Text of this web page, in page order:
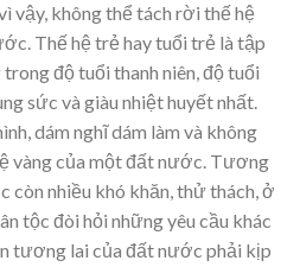
vậy, không thể tách rời thế hệ
Thế hệ trẻ hay tuổi trẻ là tập
độ tuổi thanh niên, độ tuổi
sức và giàu nhiệt huyết nhất.
dám nghĩ dám làm và không
vàng của một đất nước. Tương
nhiều khó khăn, thử thách, ở
tộc đòi hỏi những yêu cầu khác
tương lai của đất nước phải kịp